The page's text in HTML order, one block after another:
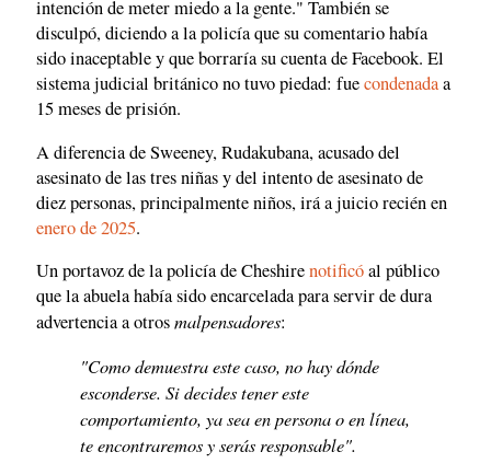
intención de meter miedo a la gente." También se
disculpó, diciendo a la policía que su comentario había
sido inaceptable y que borraría su cuenta de Facebook. El
sistema judicial británico no tuvo piedad: fuecondenadaa
15 meses de prisión.
A diferencia de Sweeney, Rudakubana, acusado del
asesinato de las tres niñas y del intento de asesinato de
diez personas, principalmente niños, irá a juicio recién en
enero de 2025.
Un portavoz de la policía de Cheshirenotificóal público
que la abuela había sido encarcelada para servir de dura
advertencia a otrosmalpensadores:
"Como demuestra este caso, no hay dónde
esconderse. Si decides tener este
comportamiento, ya sea en persona o en línea,
te encontraremos y serás responsable".